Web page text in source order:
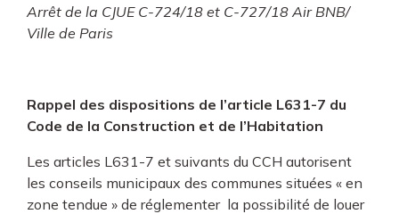
Arrêt de la CJUE C-724/18 et C-727/18 Air BNB/
Ville de Paris
Rappel des dispositions de l’article L631-7 du
Code de la Construction et de l’Habitation
Les articles L631-7 et suivants du CCH autorisent
les conseils municipaux des communes situées « en
zone tendue » de réglementer la possibilité de louer